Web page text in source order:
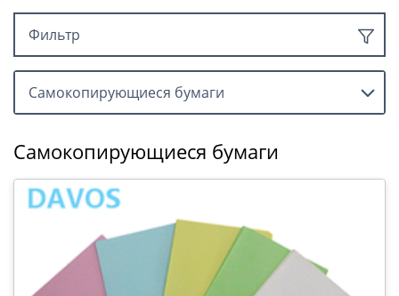
Фильтр
Самокопирующиеся бумаги
Самокопирующиеся бумаги